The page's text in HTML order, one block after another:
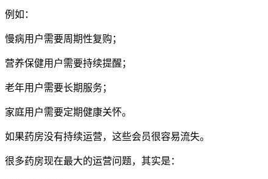
例如：
慢病用户需要周期性复购；
营养保健用户需要持续提醒；
老年用户需要长期服务；
家庭用户需要定期健康关怀。
如果药房没有持续运营，这些会员很容易流失。
很多药房现在最大的运营问题，其实是：